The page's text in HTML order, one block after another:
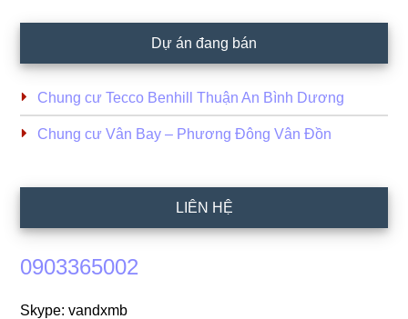
Dự án đang bán
Chung cư Tecco Benhill Thuận An Bình Dương
Chung cư Vân Bay – Phương Đông Vân Đồn
LIÊN HỆ
0903365002
Skype: vandxmb